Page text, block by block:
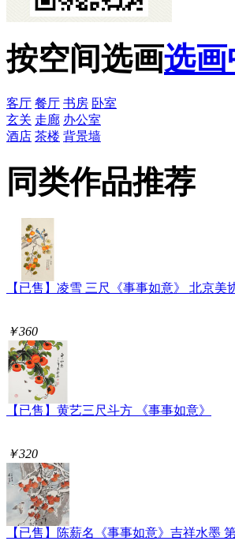
按空间选画选画
客厅 餐厅 书房 卧室
玄关 走廊 办公室
酒店 茶楼 背景墙
同类作品推荐
【已售】凌雪 三尺《事事如意》 北京美
￥360
【已售】黄艺三尺斗方 《事事如意》
￥320
【已售】陈薪名《事事如意》吉祥水墨